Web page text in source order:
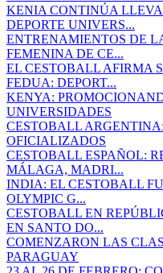
KENIA CONTINÚA
DEPORTE UNIVERS...
ENTRENAMIENTOS DE
FEMENINA DE CE...
EL CESTOBALL AFIRMA
FEDUA: DEPORT...
KENYA:
UNIVERSIDADES
CESTOBALL
OFICIALIZADOS
CESTOBALL ESPAÑOL:
MÁLAGA, MADRI...
INDIA: EL CESTOBALL
OLYMPIC G...
CESTOBALL EN
EN SANTO DO...
COMENZARON LAS
PARAGUAY